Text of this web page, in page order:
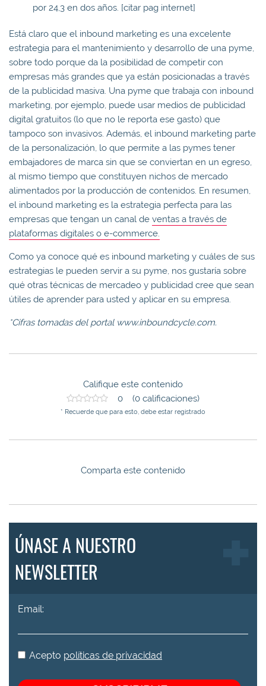
por 24,3 en dos años. [citar pag internet]
Está claro que el inbound marketing es una excelente
estrategia para el mantenimiento y desarrollo de una pyme,
sobre todo porque da la posibilidad de competir con
empresas más grandes que ya están posicionadas a través
de la publicidad masiva. Una pyme que trabaja con inbound
marketing, por ejemplo, puede usar medios de publicidad
digital gratuitos (lo que no le reporta ese gasto) que
tampoco son invasivos. Además, el inbound marketing parte
de la personalización, lo que permite a las pymes tener
embajadores de marca sin que se conviertan en un egreso,
al mismo tiempo que constituyen nichos de mercado
alimentados por la producción de contenidos. En resumen,
el inbound marketing es la estrategia perfecta para las
empresas que tengan un canal de ventas a través de
plataformas digitales o e-commerce.
Como ya conoce qué es inbound marketing y cuáles de sus
estrategias le pueden servir a su pyme, nos gustaría sobre
qué otras técnicas de mercadeo y publicidad cree que sean
útiles de aprender para usted y aplicar en su empresa.
*Cifras tomadas del portal www.inboundcycle.com.
Califique este contenido
0 (0 calificaciones)
* Recuerde que para esto, debe estar registrado
Comparta este contenido
ÚNASE A NUESTRO
NEWSLETTER
Email:
Acepto políticas de privacidad